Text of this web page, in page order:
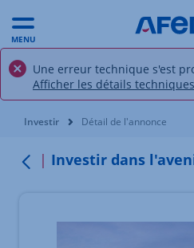
MENU
Une erreur technique s'est
Afficher les détails techniques
Vous êtes ici:
Investir Détail de l'annonce
Investir dans